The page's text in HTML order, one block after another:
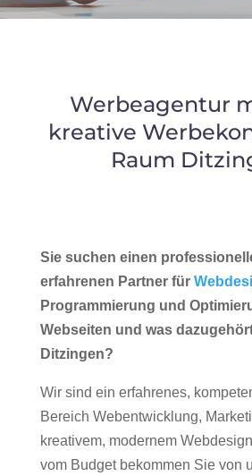
Werbeagentur
kreative
Raum
Sie suchen einen
erfahrenen Partner für
Programmierung und
Webseiten und was
Ditzingen?
Wir sind ein erfahrenes,
Bereich Webentwicklung,
kreativem, modernem
vom Budget bekommen Sie von